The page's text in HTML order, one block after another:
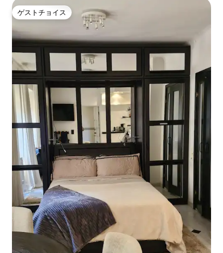
ゲストチョイス
ゲストチョイス